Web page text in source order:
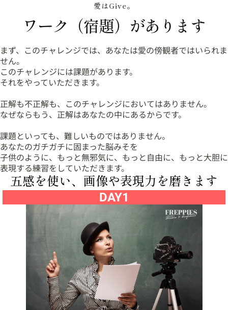
愛はGive。
ワーク（宿題）があります
まず、このチャレンジでは、あなたは愛の傍観者ではいられま
せん。
このチャレンジには課題があります。
それをやっていただきます。
正解も不正解も、このチャレンジにおいてはありません。
なぜならもう、正解はあなたの中にあるからです。
課題といっても、難しいものではありません。
あなたのガチガチに固まった脳みそを
子供のように、もっと無邪気に、もっと自由に、もっと大胆に
表現する練習をしていただきます。
五感を使い、画像や表現力を磨きます
DAY1